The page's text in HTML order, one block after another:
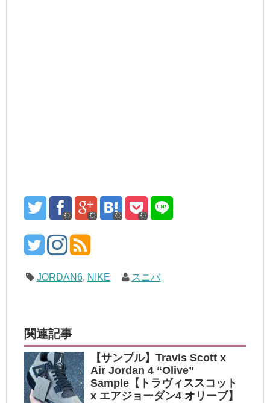
JORDAN6, NIKE スニバ
関連記事
【サンプル】Travis Scott x
Air Jordan 4 “Olive”
Sample【トラヴィススコット
x エアジョーダン4 オリーブ】